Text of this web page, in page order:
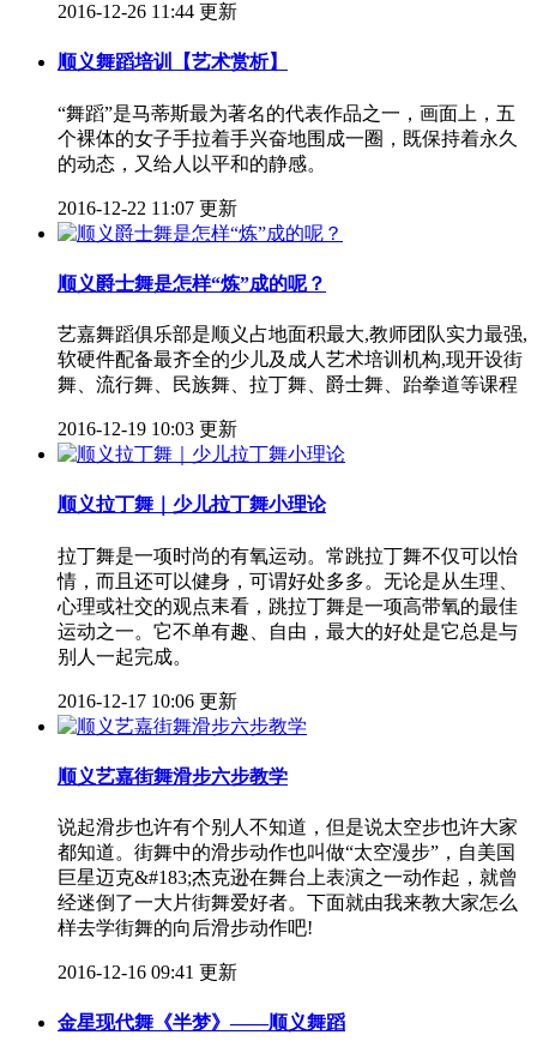
2016-12-26 11:44 更新
顺义舞蹈培训【艺术赏析】
“舞蹈”是马蒂斯最为著名的代表作品之一，画面上，五
个裸体的女子手拉着手兴奋地围成一圈，既保持着永久
的动态，又给人以平和的静感。
2016-12-22 11:07 更新
顺义爵士舞是怎样“炼”成的呢？
​艺嘉舞蹈俱乐部是顺义占地面积最大,教师团队实力最强,
软硬件配备最齐全的少儿及成人艺术培训机构,现开设街
舞、流行舞、民族舞、拉丁舞、爵士舞、跆拳道等课程
2016-12-19 10:03 更新
顺义拉丁舞｜少儿拉丁舞小理论
拉丁舞是一项时尚的有氧运动。常跳拉丁舞不仅可以怡
情，而且还可以健身，可谓好处多多。无论是从生理、
心理或社交的观点耒看，跳拉丁舞是一项高带氧的最佳
运动之一。它不单有趣、自由，最大的好处是它总是与
别人一起完成。
2016-12-17 10:06 更新
顺义艺嘉街舞滑步六步教学
说起滑步也许有个别人不知道，但是说太空步也许大家
都知道。街舞中的滑步动作也叫做“太空漫步”，自美国
巨星迈克&#183;杰克逊在舞台上表演之一动作起，就曾
经迷倒了一大片街舞爱好者。下面就由我来教大家怎么
样去学街舞的向后滑步动作吧!
2016-12-16 09:41 更新
金星现代舞《半梦》——顺义舞蹈